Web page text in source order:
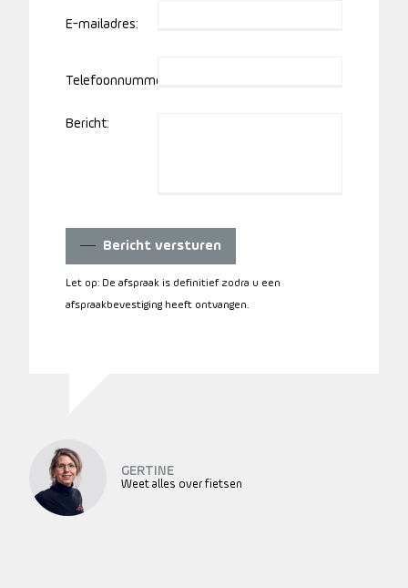
E-mailadres:
Telefoonnummer:
Bericht:
Bericht versturen
Let op: De afspraak is definitief zodra u een
afspraakbevestiging heeft ontvangen.
GERTINE
Weet alles over fietsen